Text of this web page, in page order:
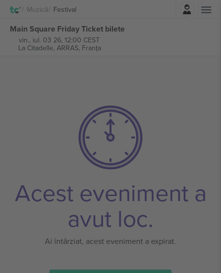
Muzică Festival
Main Square Friday Ticket bilete
vin., iul. 03 26, 12:00 CEST
La Citadelle, ARRAS, Franța
Acest eveniment a
avut loc.
Ai întârziat, acest eveniment a expirat.